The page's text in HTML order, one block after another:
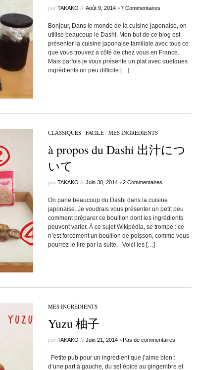
parTAKAKO le Août 9, 2014 •7 Commentaires
Bonjour, Dans le monde de la cuisine japonaise, on
utilise beaucoup le Dashi. Mon but de ce blog est
présenter la cuisine japonaise familiale avec tous ce
que vous trouvez a côté de chez vous en France.
Mais parfois je vous présente un plat avec quelques
ingrédients un peu difficile […]
CLASSIQUES/ FACILE/ MES INGRÉDIENTS
à propos du Dashi 出汁につ
いて
parTAKAKO le Juin 30, 2014 •2 Commentaires
On parle beaucoup du Dashi dans la cuisine
japonaise. Je voudrais vous présenter un petit peu
comment préparer ce bouillon dont les ingrédients
peuvent varier. À ce sujet Wikipédia, se trompe : ce
n’est forcément un bouillon de poisson, comme vous
pourrez le lire par la suite. Voici les […]
MES INGRÉDIENTS
Yuzu 柚子
parTAKAKO le Juin 21, 2014 •Pas de commentaires
Petite pub pour un ingrédient que j’aime bien :
d’une part à gauche, du sel épicé au gingembre et